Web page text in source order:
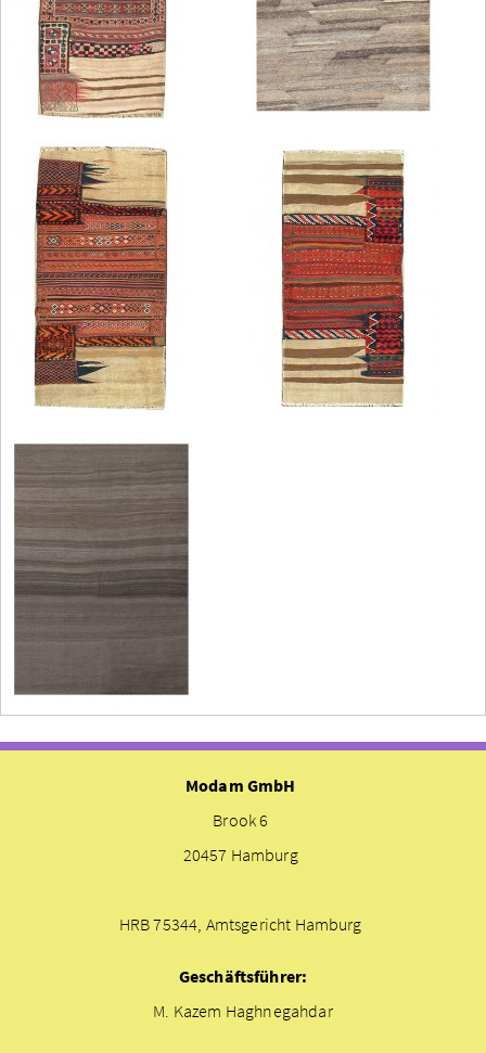
Modam GmbH
Brook 6
20457 Hamburg
HRB 75344, Amtsgericht Hamburg
Geschäftsführer:
M. Kazem Haghnegahdar